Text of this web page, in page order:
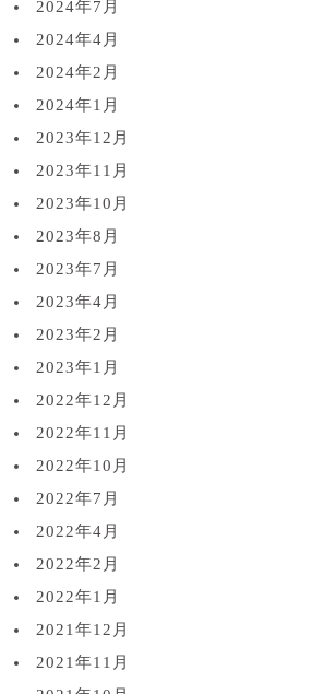
2024年7月
2024年4月
2024年2月
2024年1月
2023年12月
2023年11月
2023年10月
2023年8月
2023年7月
2023年4月
2023年2月
2023年1月
2022年12月
2022年11月
2022年10月
2022年7月
2022年4月
2022年2月
2022年1月
2021年12月
2021年11月